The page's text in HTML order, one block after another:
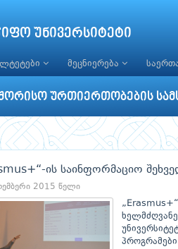
უნივერსიტეტი
მეცნიერება
ურთიერთობების
ის საინფორმაციო
2015 წელი